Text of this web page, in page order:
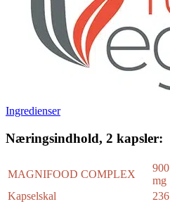
Ingredienser
Næringsindhold, 2 kapsler:
MAGNIFOOD COMPLEX
900
mg
Kapselskal
236